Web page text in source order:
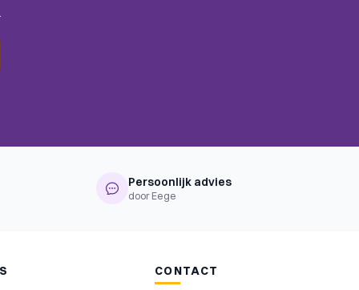
Persoonlijk advies
door Eege
CONTACT